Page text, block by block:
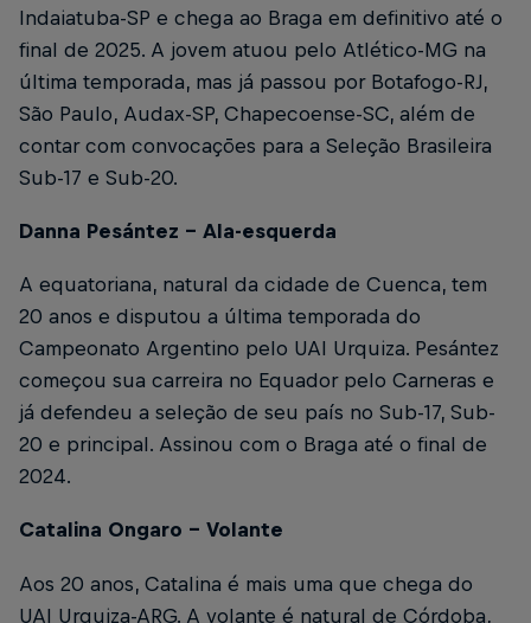
Indaiatuba-SP e chega ao Braga em definitivo até o
final de 2025. A jovem atuou pelo Atlético-MG na
última temporada, mas já passou por Botafogo-RJ,
São Paulo, Audax-SP, Chapecoense-SC, além de
contar com convocações para a Seleção Brasileira
Sub-17 e Sub-20.
Danna Pesántez – Ala-esquerda
A equatoriana, natural da cidade de Cuenca, tem
20 anos e disputou a última temporada do
Campeonato Argentino pelo UAI Urquiza. Pesántez
começou sua carreira no Equador pelo Carneras e
já defendeu a seleção de seu país no Sub-17, Sub-
20 e principal. Assinou com o Braga até o final de
2024.
Catalina Ongaro – Volante
Aos 20 anos, Catalina é mais uma que chega do
UAI Urquiza-ARG. A volante é natural de Córdoba,